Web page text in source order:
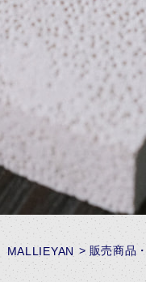
MALLIEYAN 販売商品